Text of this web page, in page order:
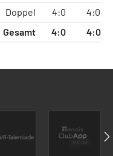
Doppel 4:0
4:0
Gesamt
4:0 4:0